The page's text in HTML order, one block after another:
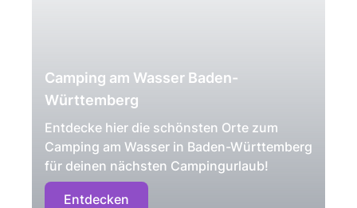
Camping am Wasser Baden-
Württemberg
Entdecke hier die schönsten Orte zum
Camping am Wasser in Baden-Württemberg
für deinen nächsten Campingurlaub!
Entdecken